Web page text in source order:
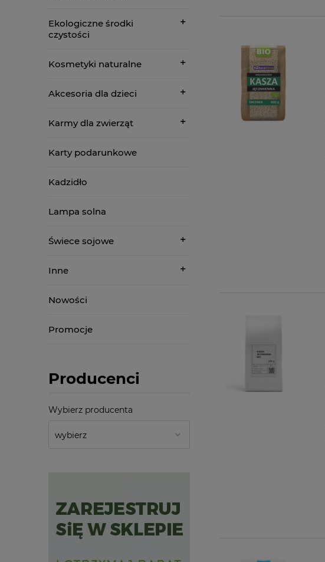
Ekologiczne środki
czystości
Kosmetyki naturalne
Akcesoria dla dzieci
Karmy dla zwierząt
Karty podarunkowe
Kadzidło
Lampa solna
Świece sojowe
Inne
Nowości
Promocje
Producenci
Wybierz producenta